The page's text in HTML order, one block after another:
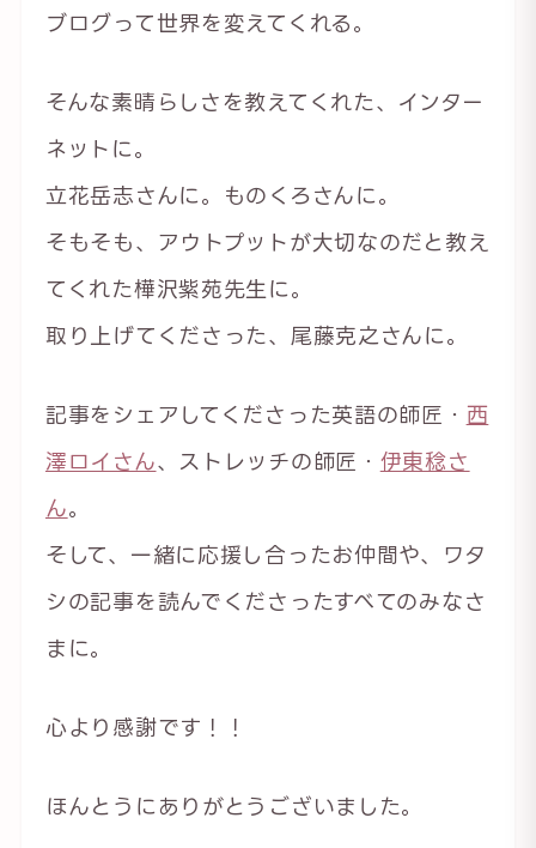
ブログって世界を変えてくれる。
そんな素晴らしさを教えてくれた、インター
ネットに。
立花岳志さんに。ものくろさんに。
そもそも、アウトプットが大切なのだと教え
てくれた樺沢紫苑先生に。
取り上げてくださった、尾藤克之さんに。
記事をシェアしてくださった英語の師匠・ 西
澤ロイさん、ストレッチの師匠・ 伊東稔さ
ん。
そして、一緒に応援し合ったお仲間や、ワタ
シの記事を読んでくださったすべてのみなさ
まに。
心より感謝です！！
ほんとうにありがとうございました。